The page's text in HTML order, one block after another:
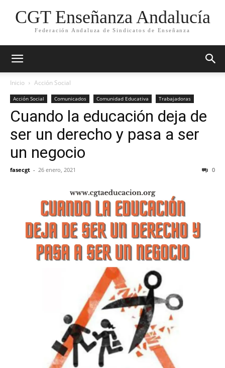
CGT Enseñanza Andalucía
Federación Andaluza de Sindicatos de Enseñanza
Inicio Acción Social
Acción Social Comunicados Comunidad Educativa Trabajadoras
Cuando la educación deja de
ser un derecho y pasa a ser
un negocio
fasecgt - 26 enero, 2021 0